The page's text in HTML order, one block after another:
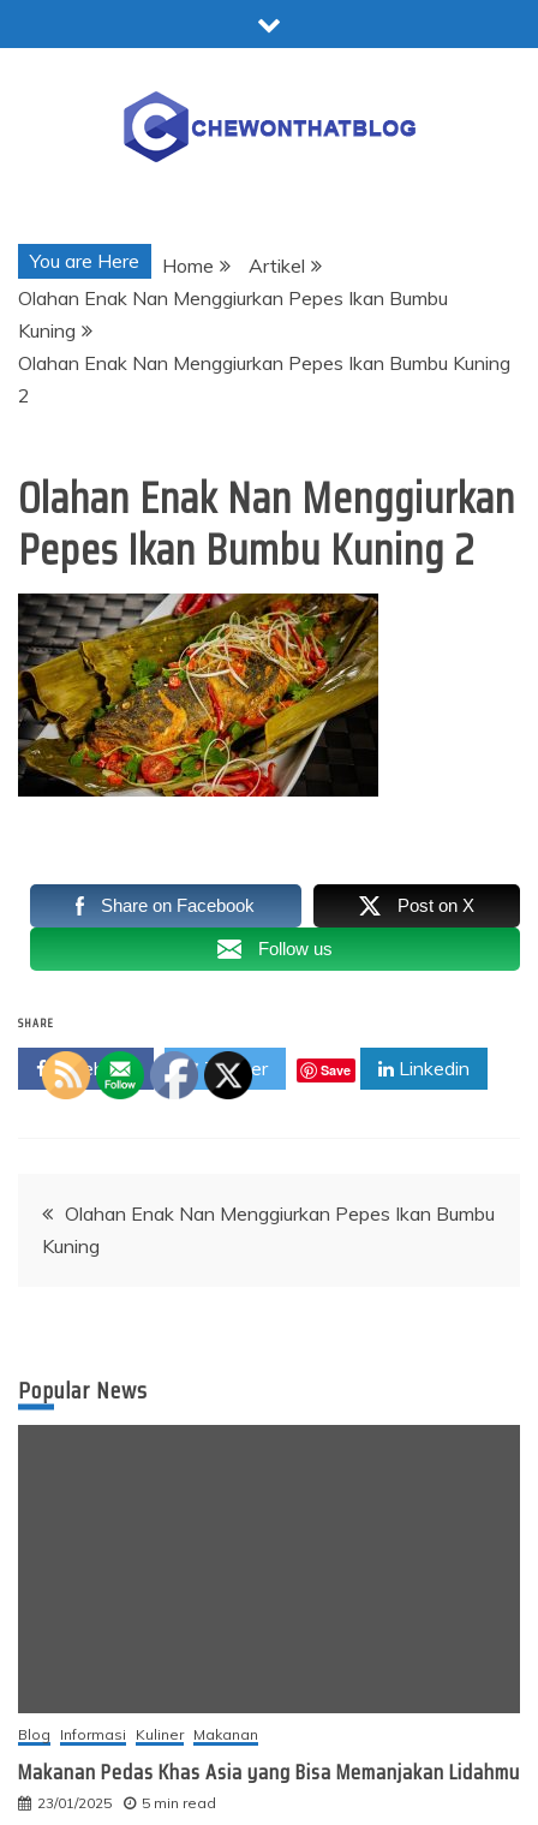
to
You are Here Home
Artikel
Olahan Enak Nan Menggiurkan Pepes Ikan Bumbu
Kuning
Olahan Enak Nan Menggiurkan Pepes Ikan Bumbu Kuning
2
Olahan Enak Nan Menggiurkan
Pepes Ikan Bumbu Kuning 2
Share on Facebook Post on X
Follow us
SHARE
Facebook Twitter Save Linkedin
Post
navigation
Olahan Enak Nan Menggiurkan Pepes Ikan Bumbu
Kuning
Popular News
Blog Informasi Kuliner Makanan
Makanan Pedas Khas Asia yang Bisa Memanjakan Lidahmu
23/01/2025 5 min read